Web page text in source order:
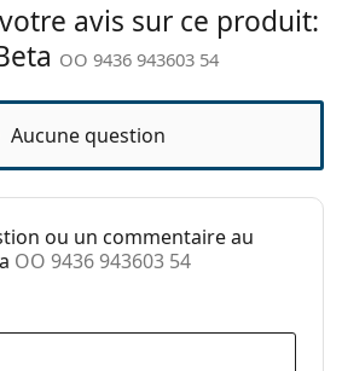
Oui
Pour hommes
Lunettes de soleil
Sport
OO 9436 943603 54
avis sur ce produit:
OO 9436 943603 54
Aucune question
ou un commentaire au
OO 9436 943603 54